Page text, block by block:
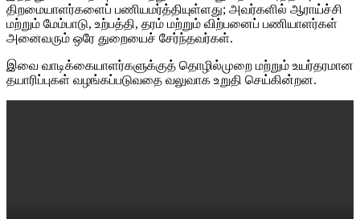
திறமையாளர்களைப் பணியமர்த்தியுள்ளது; அவர்களில் ஆராய்ச்சி
மற்றும் மேம்பாடு, உற்பத்தி, தரம் மற்றும் விற்பனைப் பணியாளர்கள்
அனைவரும் ஒரே துறையைச் சேர்ந்தவர்கள்.
இவை வாடிக்கையாளர்களுக்குத் தொழில்முறை மற்றும் உயர்தரமான
தயாரிப்புகள் வழங்கப்படுவதை வலுவாக உறுதி செய்கின்றன.